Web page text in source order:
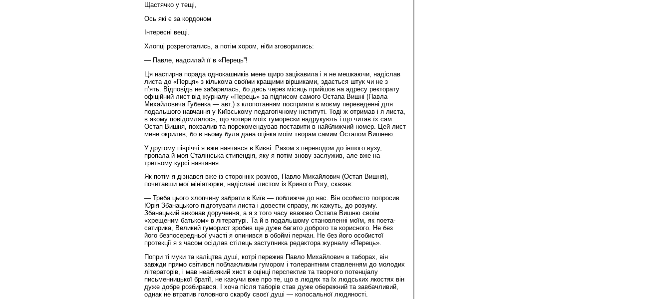
Щастячко у тещі,
Ось які є за кордоном
Інтересні вещі.
Хлопці розреготались, а потім хором, ніби зговорились:
— Павле, надсилай її в «Перець”!
Ця настирна порада однокашників мене щиро зацікавила і я не мешкаючи, надіслав
листа до «Перця» з кількома своїми кращими віршиками, здається штук чи не з
п’ять. Відповідь не забарилась, бо десь через місяць прийшов на адресу ректорату
офіційний лист від журналу «Перець» за підписом самого Остапа Вишні (Павла
Михайловича Губенка — авт.) з клопотанням посприяти в моєму переведенні для
подальшого навчання у Київському педагогічному інституті. Тоді ж отримав і я листа,
в якому повідомлялось, що чотири моїх гуморески надрукують і що читав їх сам
Остап Вишня, похвалив та порекомендував поставити в найближчий номер. Цей лист
мене окрилив, бо в ньому була дана оцінка моїм творам самим Остапом Вишнею.
У другому півріччі я вже навчався в Києві. Разом з переводом до іншого вузу,
пропала й моя Сталінська стипендія, яку я потім знову заслужив, але вже на
третьому курсі навчання.
Як потім я дізнався вже із сторонніх розмов, Павло Михайлович (Остап Вишня),
почитавши мої мініатюрки, надіслані листом із Кривого Рогу, сказав:
— Треба цього хлопчину забрати в Київ — поближче до нас. Він особисто попросив
Юрія Збанацького підготувати листа і довести справу, як кажуть, до розуму.
Збанацький виконав доручення, а я з того часу вважаю Остапа Вишню своїм
«хрещеним батьком» в літературі. Та й в подальшому становленні моїм, як поета-
сатирика, Великий гуморист зробив ще дуже багато доброго та корисного. Не без
його безпосередньої участі я опинився в обоймі перчан. Не без його особистої
протекції я з часом осідлав стілець заступника редактора журналу «Перець».
Попри ті муки та каліцтва душі, котрі пережив Павло Михайлович в таборах, він
завжди прямо світився поблажливим гумором і толерантним ставленням до молодих
літераторів, і мав неабиякий хист в оцінці перспектив та творчого потенціалу
письменницької братії, не кажучи вже про те, що в людях та їх людських якостях він
дуже добре розбирався. І хоча після таборів став дуже обережний та завбачливий,
однак не втратив головного скарбу своєї душі — колосальної людяності.